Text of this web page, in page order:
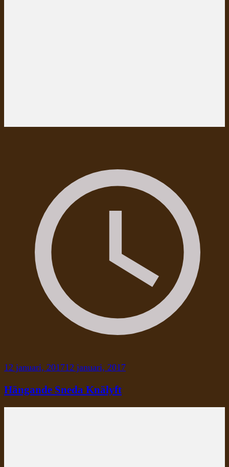
12 januari, 201712 januari, 2017
Hängande Sneda Knälyft